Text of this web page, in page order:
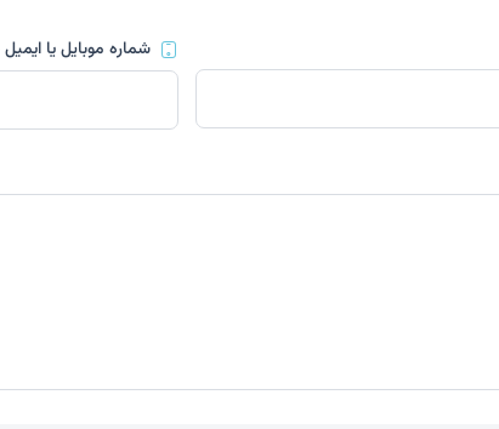
شماره موبایل یا ایمیل